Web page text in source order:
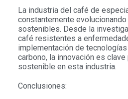
La industria del café de
constantemente
sostenibles. Desde la
café resistentes a
implementación de
carbono, la innovación es clave
sostenible en esta industria.
Conclusiones: